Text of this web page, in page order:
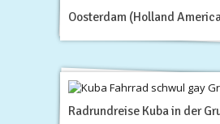
Oosterdam (Holland
Radrundreise Kuba in der